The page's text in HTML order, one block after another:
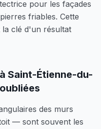
pour les façades
friables. Cette
clé d'un résultat
Saint-Étienne-du-
des murs
— sont souvent les